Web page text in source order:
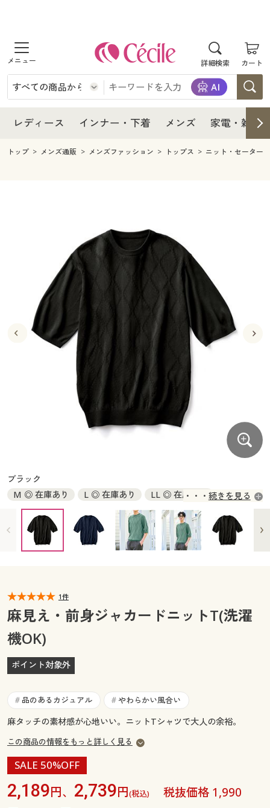
詳細検索 カート
商品を探す
レディース
レディースファッション
インナー・下着
インナー・下着通販すべて
ジュニア・ティーンズ下着
メンズ
キッチン・雑貨・日用品
寝具・インテリア・家具通販すべて
家具・収納
寝具・ベッド
カーテン・ラグ・ファブリック
美容・健康通販すべて
美容・健康・サプリメント
制服・スクール
制服・スクールすべて
制服・学生服
ジュニア・ティーンズ下着
大きいサイズ
大きいサイズ通販すべて
大きいサイズ レディース服
大きいサイズ レディース下着
大きいサイズ 事務・制服
シークレットセール
商品カテゴリ一覧
カタログ・チラシからのご注文
デジタルカタログ
カタログ無料プレゼント
マイページ
閲覧履歴
お気に入り
サポート
ご利用ガイド
よくある質問とお問い合わせ
レディース インナー・下着 メンズ 家電・雑貨
レディース
レディース通販すべて
レディースファッション
インナー・下着
インナー・下着通販すべて
メンズ
キッチン・雑貨・日用品
寝具・ベッド
カーテン・ラグ・ファブリック
美容・健康通販すべて
美容・健康・サプリメント
制服・スクール
制服・スクールすべて
制服・学生服
ジュニア・ティーンズ下着
大きいサイズ
大きいサイズ通販すべて
大きいサイズ レディース服
大きいサイズ レディース下着
大きいサイズ メンズ
バーゲン
バーゲンセール
シークレットセール
詳細検索
商品カテゴリ一覧
カタログ・チラシからのご注文
カタログ無料プレゼント
会員メニュー
閲覧履歴
お気に入り
サポート
よくある質問とお問い合わせ
トップ メンズ通販 メンズファッション トップス ニット・セーター
ブラック
M ◎ 在庫あり
L ◎ 在庫あり
LL ◎ 在庫あり
3L ◎ 在庫あり
5L ◎ 在庫あり
続きを見る
1件
麻見え・前身ジャカードニットT(洗濯
機OK)
ポイント対象外
# 品のあるカジュアル # やわらかい風合い
麻タッチの素材感が心地いい。ニットTシャツで大人の余裕。
この商品の情報をもっと詳しく見る
SALE 50%OFF
2,189円、 2,739円(税込)
税抜価格 1,990